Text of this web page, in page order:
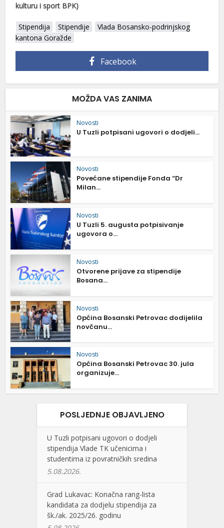
kulturu i sport BPK)
Stipendija Stipendije
Vlada Bosansko-podrinjskog
kantona Goražde
Facebook
MOŽDA VAS ZANIMA
Novosti
U Tuzli potpisani ugovori o dodjeli...
Novosti
Povećane stipendije Fonda “Dr
Milan...
Novosti
U Tuzli 5. augusta potpisivanje
ugovora o...
Novosti
Otvorene prijave za stipendije
Bosana...
Novosti
Općina Bosanski Petrovac dodijelila
novčanu...
Novosti
Općina Bosanski Petrovac 30. jula
organizuje...
POSLJEDNJE OBJAVLJENO
U Tuzli potpisani ugovori o dodjeli
stipendija Vlade TK učenicima i
studentima iz povratničkih sredina
5.08.2026.
Grad Lukavac: Konačna rang-lista
kandidata za dodjelu stipendija za
šk./ak. 2025/26. godinu